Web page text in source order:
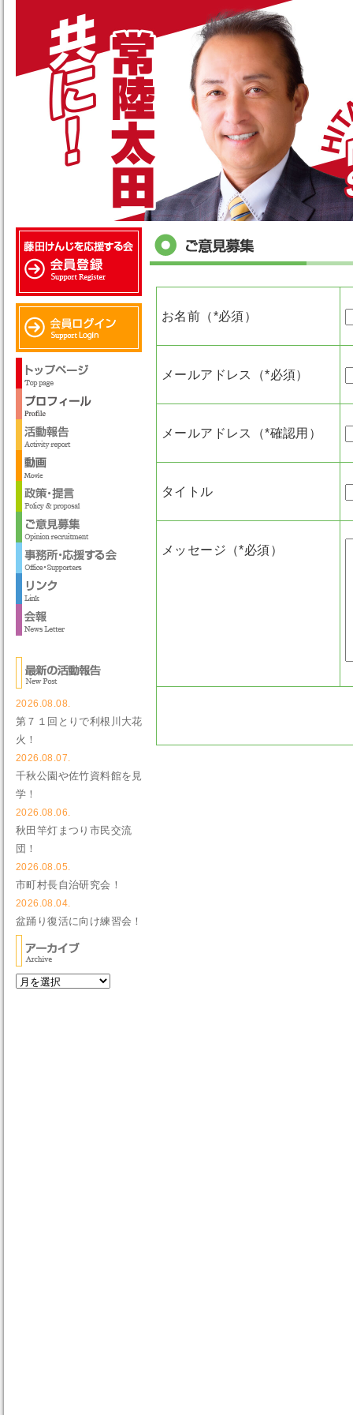
お名前（*必須）
メールアドレス（*必須）
メールアドレス（*確認用）
タイトル
メッセージ（*必須）
2026.08.08.
第７１回とりで利根川大花
火！
2026.08.07.
千秋公園や佐竹資料館を見
学！
2026.08.06.
秋田竿灯まつり市民交流
団！
2026.08.05.
市町村長自治研究会！
2026.08.04.
盆踊り復活に向け練習会！